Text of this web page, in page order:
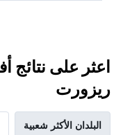
اعثر على نتائج
ريزورت
البلدان الأكثر شعبية